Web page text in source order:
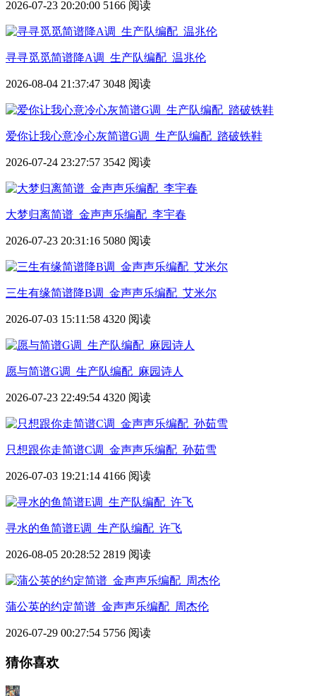
2026-07-23 20:20:00 5166 阅读
寻寻觅觅简谱降A调_生产队编配_温兆伦
2026-08-04 21:37:47 3048 阅读
爱你让我心意冷心灰简谱G调_生产队编配_踏破铁鞋
2026-07-24 23:27:57 3542 阅读
大梦归离简谱_金声声乐编配_李宇春
2026-07-23 20:31:16 5080 阅读
三生有缘简谱降B调_金声声乐编配_艾米尔
2026-07-03 15:11:58 4320 阅读
愿与简谱G调_生产队编配_麻园诗人
2026-07-23 22:49:54 4320 阅读
只想跟你走简谱C调_金声声乐编配_孙茹雪
2026-07-03 19:21:14 4166 阅读
寻水的鱼简谱E调_生产队编配_许飞
2026-08-05 20:28:52 2819 阅读
蒲公英的约定简谱_金声声乐编配_周杰伦
2026-07-29 00:27:54 5756 阅读
猜你喜欢